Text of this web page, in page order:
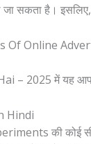
सकता है।
Of Online
– 2025 में यह
Hindi
की